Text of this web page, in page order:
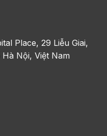
Place, 29 Liễu Giai,
Nội, Việt Nam